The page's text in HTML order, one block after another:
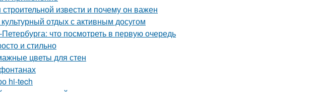
извести и почему он важен
отдых с активным досугом
что посмотреть в первую очередь
и стильно
цветы для стен
hi-tech